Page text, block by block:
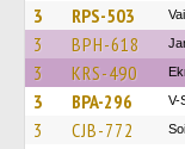
3 RPS-503
3 BPH-618
3 KRS-490
3 BPA-296 V-
3 CJB-772